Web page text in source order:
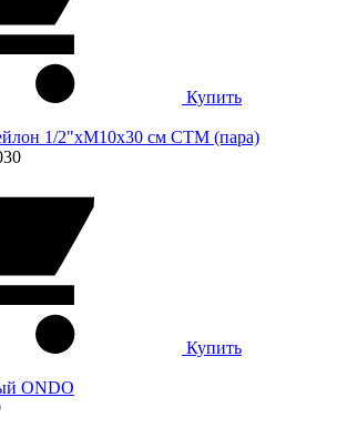
Купить
1/2"xM10x30 см CTM (пара)
Купить
ONDO